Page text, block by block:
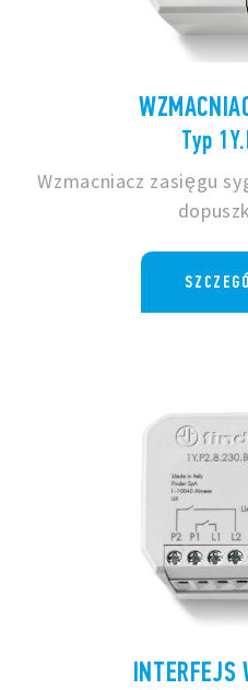
Typ
Wzmacniacz zasięgu
INTERFEJS